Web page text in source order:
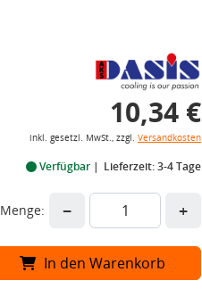
10,34 €
inkl. gesetzl. MwSt., zzgl. Versandkosten
Verfügbar Lieferzeit: 3-4 Tage
Menge: − +
In den Warenkorb